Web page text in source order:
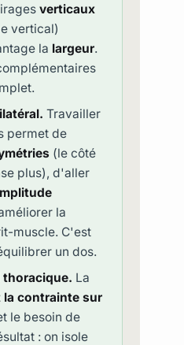
verticaux
vertical)
la largeur.
Travailler
permet de
(le côté
plus), d'aller
la
muscle. C'est
un dos.
thoracique. La
la contrainte sur
le besoin de
: on isole